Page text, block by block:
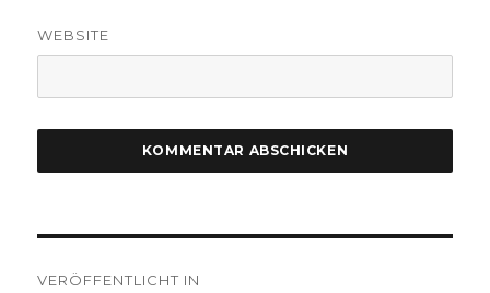
WEBSITE
VERÖFFENTLICHT IN